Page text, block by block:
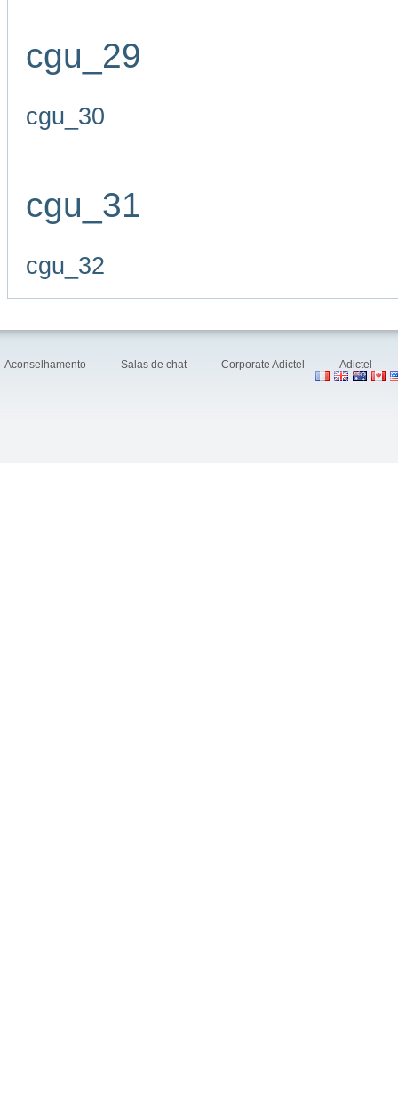
cgu_29
cgu_30
cgu_31
cgu_32
Aconselhamento Salas de chat Corporate Adictel Adictel